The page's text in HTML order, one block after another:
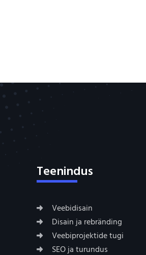
Teenindus
Veebidisain
Disain ja rebränding
Veebiprojektide tugi
SEO ja turundus